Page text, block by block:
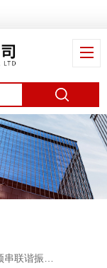
谐振试验成套装置